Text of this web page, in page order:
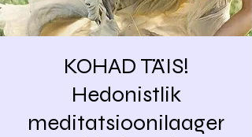
KOHAD TÄIS!
Hedonistlik
meditatsioonilaager